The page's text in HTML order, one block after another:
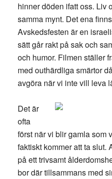
hinner döden ifatt oss. Liv
samma mynt. Det ena
Avskedsfesten är en
sätt går rakt på sak och
och humor. Filmen ställer
med outhärdliga smärtor
avgöra när vi inte vill leva
Det är
ofta
först när vi blir gamla som
faktiskt kommer att ta slut.
på ett trivsamt
bor där tillsammans med